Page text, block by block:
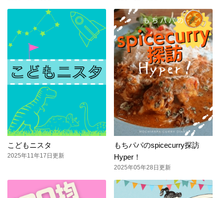
こどもニスタ
2025年11年17日更新
もちパパのspicecurry探訪
Hyper！
2025年05年28日更新